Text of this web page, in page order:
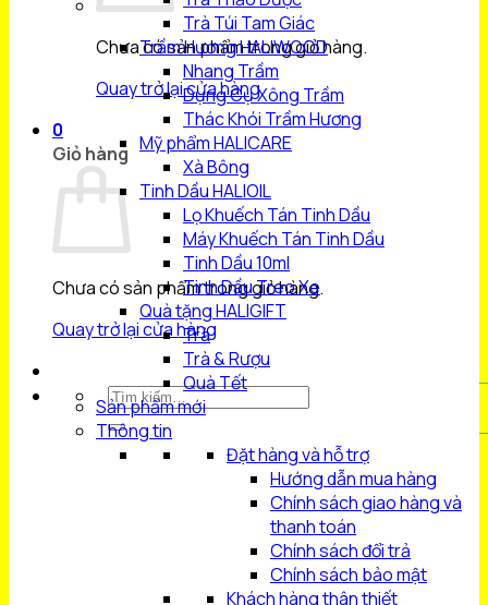
Chưa có sản phẩm trong giỏ hàng.
Quay trở lại cửa hàng
0
Giỏ hàng
Chưa có sản phẩm trong giỏ hàng.
Quay trở lại cửa hàng
Tìm
kiếm:
Trà Túi Tam Giác
Trầm Hương HALIWOOD
Nhang Trầm
Dụng Cụ Xông Trầm
Thác Khói Trầm Hương
Mỹ phẩm HALICARE
Xà Bông
Tinh Dầu HALIOIL
Lọ Khuếch Tán Tinh Dầu
Máy Khuếch Tán Tinh Dầu
Tinh Dầu 10ml
Tinh Dầu Treo Xe
Quà tặng HALIGIFT
Trà
Trà & Rượu
Quà Tết
Sản phẩm mới
Thông tin
Đặt hàng và hỗ trợ
Hướng dẫn mua hàng
Chính sách giao hàng và
thanh toán
Chính sách đổi trả
Chính sách bảo mật
Khách hàng thân thiết